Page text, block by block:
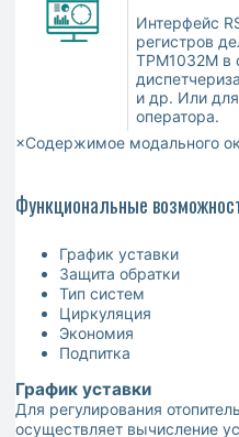
Интерфейс
регистров
ТРМ1032М в
и др. Или
оператора.
×Содержимое модального
Функциональные
График уставки
Защита обратки
Тип систем
Циркуляция
Экономия
Подпитка
График уставки
Для регулирования
осуществляет вычисление